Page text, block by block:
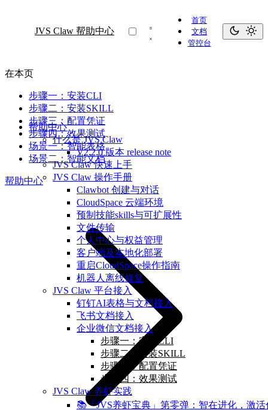
JVS Claw 帮助中心
首页
文档
管控台
帮助中心
什么是 JVS Claw
V2.2.0 版本 release note
JVS Claw 快速上手
JVS Claw 操作手册
Clawbot 创建与对话
CloudSpace 云端环境
预制技能skills与可扩展性
文件传输
个人中心与权益管理
客户端及本地化部署
重启CloudSpace操作指南
机器人离线修复
JVS Claw 平台接入
钉钉AI表格与文档接入
飞书文档接入
企业微信文档接入
步骤一：安装CLI
步骤二：安装SKILL
步骤三：配置凭证
步骤四：效果测试
JVS Claw 养虾实践
📚「JVS养虾宝典」第零弹：智在进化，激
在本页
步骤一：安装CLI
步骤二：安装SKILL
步骤三：配置凭证
步骤四：效果测试
场景一：智能表格
场景二：智能文档
帮助中心